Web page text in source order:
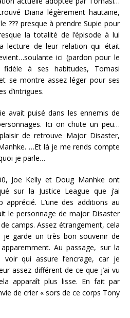
Diana légèrement hautaine,
??? presque à prendre Supie pour
la totalité de l’épisode à lui
lecture de leur relation qui était
ici (pardon pour le
à ses habitudes, Tomasi
se montre assez léger pour ses
d’intrigues.
avait puisé dans les ennemis de
Ici on chute un peu…
de retrouve Major Disaster,
…Et là je me rends compte
je parle…
Joe Kelly et Doug Manhke ont
sur la Justice League que j’ai
apprécié. L’une des additions au
le personnage de major Disaster
camps. Assez étrangement, cela
garde un très bon souvenir de
Au passage, sur la
qui assure l’encrage, car je
assez différent de ce que j’ai vu
apparaît plus lisse. En fait par
de crier « sors de ce corps Tony